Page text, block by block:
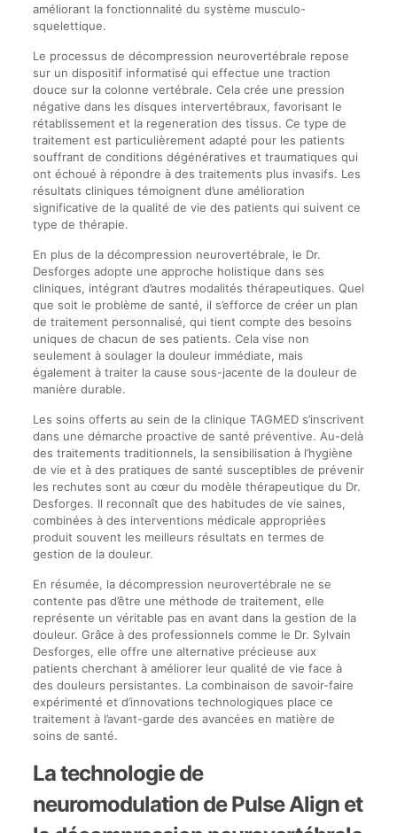
améliorant la fonctionnalité du système musculo-
squelettique.
Le processus de décompression neurovertébrale repose
sur un dispositif informatisé qui effectue une traction
douce sur la colonne vertébrale. Cela crée une pression
négative dans les disques intervertébraux, favorisant le
rétablissement et la regeneration des tissus. Ce type de
traitement est particulièrement adapté pour les patients
souffrant de conditions dégénératives et traumatiques qui
ont échoué à répondre à des traitements plus invasifs. Les
résultats cliniques témoignent d’une amélioration
significative de la qualité de vie des patients qui suivent ce
type de thérapie.
En plus de la décompression neurovertébrale, le Dr.
Desforges adopte une approche holistique dans ses
cliniques, intégrant d’autres modalités thérapeutiques. Quel
que soit le problème de santé, il s’efforce de créer un plan
de traitement personnalisé, qui tient compte des besoins
uniques de chacun de ses patients. Cela vise non
seulement à soulager la douleur immédiate, mais
également à traiter la cause sous-jacente de la douleur de
manière durable.
Les soins offerts au sein de la clinique TAGMED s’inscrivent
dans une démarche proactive de santé préventive. Au-delà
des traitements traditionnels, la sensibilisation à l’hygiène
de vie et à des pratiques de santé susceptibles de prévenir
les rechutes sont au cœur du modèle thérapeutique du Dr.
Desforges. Il reconnaît que des habitudes de vie saines,
combinées à des interventions médicale appropriées
produit souvent les meilleurs résultats en termes de
gestion de la douleur.
En résumée, la décompression neurovertébrale ne se
contente pas d’être une méthode de traitement, elle
représente un véritable pas en avant dans la gestion de la
douleur. Grâce à des professionnels comme le Dr. Sylvain
Desforges, elle offre une alternative précieuse aux
patients cherchant à améliorer leur qualité de vie face à
des douleurs persistantes. La combinaison de savoir-faire
expérimenté et d’innovations technologiques place ce
traitement à l’avant-garde des avancées en matière de
soins de santé.
La technologie de
neuromodulation de Pulse Align et